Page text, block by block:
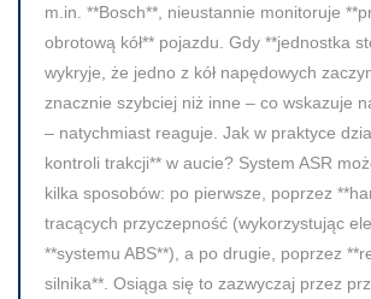
m.in. **Bosch**, nieustannie monitoruje
obrotową kół** pojazdu. Gdy **jednostka
wykryje, że jedno z kół napędowych
znacznie szybciej niż inne – co wskazuje
– natychmiast reaguje. Jak w praktyce
kontroli trakcji** w aucie? System ASR
kilka sposobów: po pierwsze, poprzez
tracących przyczepność (wykorzystując
**systemu ABS**), a po drugie, poprzez
silnika**. Osiąga się to zazwyczaj przez